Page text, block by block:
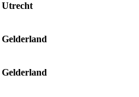
Utrecht
Gelderland
Gelderland